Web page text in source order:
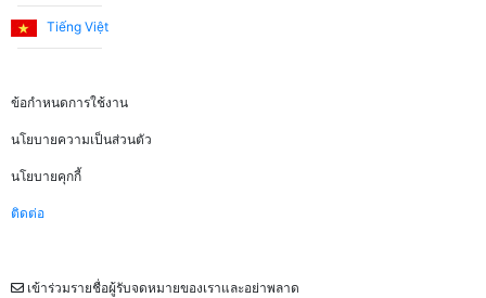
Tiếng Việt
ข้อกำหนดการใช้งาน
นโยบายความเป็นส่วนตัว
นโยบายคุกกี้
ติดต่อ
เข้าร่วมรายชื่อผู้รับจดหมายของเราและอย่าพลาด